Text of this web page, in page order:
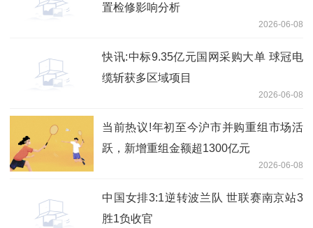
置检修影响分析
2026-06-08
快讯:中标9.35亿元国网采购大单 球冠电
缆斩获多区域项目
2026-06-08
当前热议!年初至今沪市并购重组市场活
跃，新增重组金额超1300亿元
2026-06-08
中国女排3:1逆转波兰队 世联赛南京站3
胜1负收官